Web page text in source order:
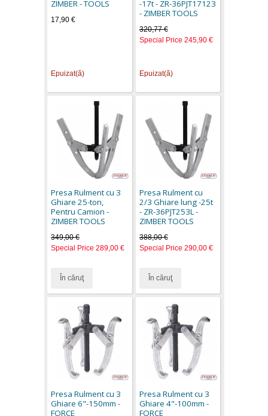
ZIMBER - TOOLS
17,90 €
Epuizat(ă)
-17t - ZR-36PJT17123
- ZIMBER TOOLS
320,77 €
Special Price 245,90 €
Epuizat(ă)
Presa Rulment cu 3
Ghiare 25-ton,
Pentru Camion -
ZIMBER TOOLS
349,00 €
Special Price 289,00 €
În căruţ
Presa Rulment cu
2/3 Ghiare lung -25t
- ZR-36PJT253L -
ZIMBER TOOLS
388,00 €
Special Price 290,00 €
În căruţ
Presa Rulment cu 3
Ghiare 6"-150mm -
FORCE
Presa Rulment cu 3
Ghiare 4"-100mm -
FORCE